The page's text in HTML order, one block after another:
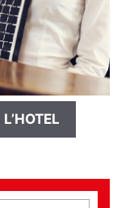
L’HOTEL